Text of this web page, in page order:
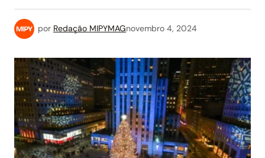
por Redação MIPYMAGnovembro 4, 2024